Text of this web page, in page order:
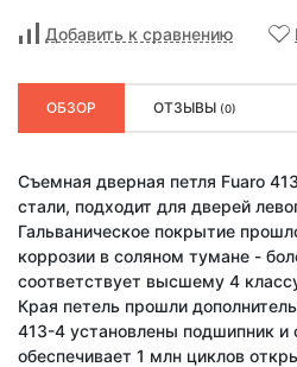
Добавить к сравнению
ОБЗОР ОТЗЫВЫ (0)
Съемная дверная петля Fuaro
стали, подходит для дверей
Гальваническое покрытие
коррозии в соляном тумане -
соответствует высшему 4
Края петель прошли
413-4 установлены подшипник и
обеспечивает 1 млн циклов